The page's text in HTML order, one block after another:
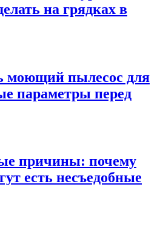
на грядках в
моющий пылесос для
параметры перед
причины: почему
есть несъедобные